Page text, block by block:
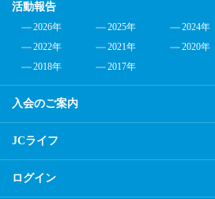
活動報告
2026年 2025年 2024年
2022年
2021年 2020年
2018年
2017年
入会のご案内
JCライフ
ログイン